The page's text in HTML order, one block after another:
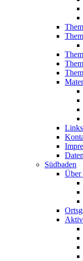
Links
Südbaden
Über
Aktiv